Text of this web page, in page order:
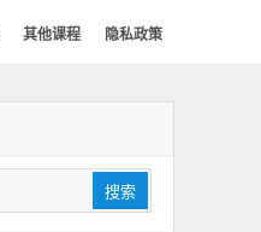
其他课程 隐私政策
搜索